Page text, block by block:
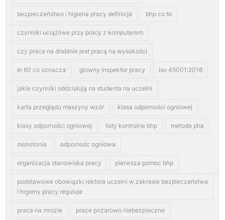
bezpieczeństwo i higiena pracy definicja bhp co to
czynniki uciążliwe przy pracy z komputerem
czy praca na drabinie jest pracą na wysokości
ei 60 co oznacza glowny inspektor pracy iso 45001:2018
jakie czynniki oddziałują na studenta na uczelni
karta przeglądu maszyny wzór klasa odporności ogniowej
klasy odporności ogniowej listy kontrolne bhp metoda pha
monotonia odpornośc ogniowa
organizacja stanowiska pracy pierwsza pomoc bhp
podstawowe obowiązki rektora uczelni w zakresie bezpieczeństwa
i higieny pracy reguluje
praca na mrozie prace pożarowo niebezpieczne